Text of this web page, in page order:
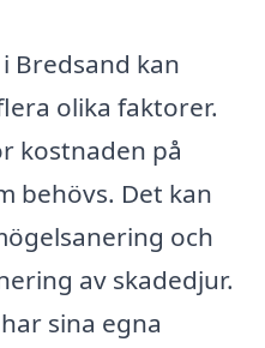
Bredsand kan
olika faktorer.
kostnaden på
behövs. Det kan
och
av skadedjur.
sina egna